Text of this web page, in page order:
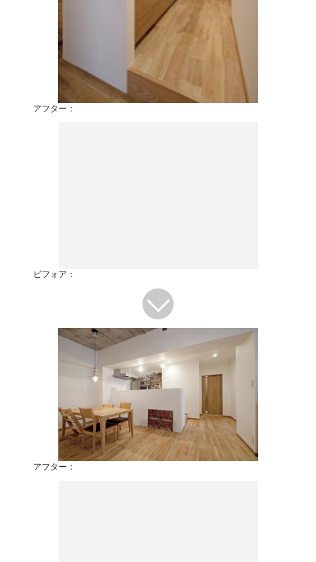
アフター：
ビフォア：
アフター：